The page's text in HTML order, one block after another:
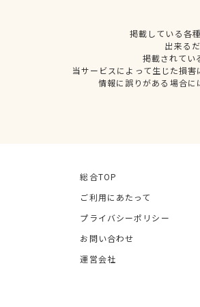
掲載している各
出来る
掲載されてい
当サービスによって生じた損
情報に誤りがある場合
総合TOP
ご利用にあたって
プライバシーポリシー
お問い合わせ
運営会社